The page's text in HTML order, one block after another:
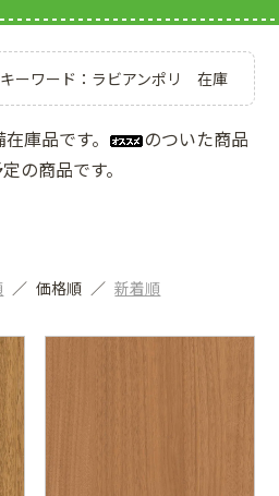
ーワード：ラビアンポリ 在庫
庫品です。
のついた商品
の商品です。
価格順 新着順